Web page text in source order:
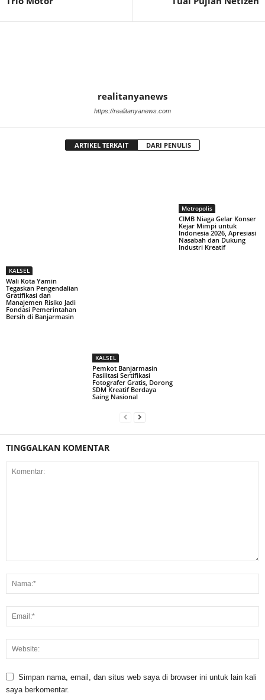
realitanyanews
https://realitanyanews.com
ARTIKEL TERKAIT DARI PENULIS
KALSEL
Wali Kota Yamin
Tegaskan Pengendalian
Gratifikasi dan
Manajemen Risiko Jadi
Fondasi Pemerintahan
Bersih di Banjarmasin
KALSEL
Pemkot Banjarmasin
Fasilitasi Sertifikasi
Fotografer Gratis, Dorong
SDM Kreatif Berdaya
Saing Nasional
Metropolis
CIMB Niaga Gelar Konser
Kejar Mimpi untuk
Indonesia 2026, Apresiasi
Nasabah dan Dukung
Industri Kreatif
TINGGALKAN KOMENTAR
Simpan nama, email, dan situs web saya di browser ini untuk lain kali
saya berkomentar.